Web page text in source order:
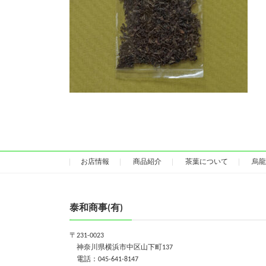
お店情報 商品紹介 茶葉について 烏
泰和商事(有)
〒231-0023
神奈川県横浜市中区山下町137
電話：045-641-8147